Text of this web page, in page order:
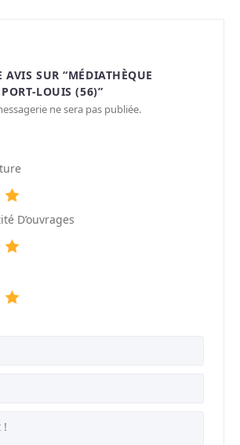
AVIS SUR “MÉDIATHÈQUE
LOUIS (56)”
ne sera pas publiée.
D’ouvrages